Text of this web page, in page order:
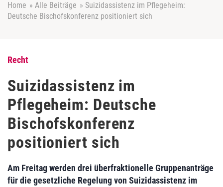
Home » Alle Beiträge » Suizidassistenz im Pflegeheim:
Deutsche Bischofskonferenz positioniert sich
Recht
Suizidassistenz im
Pflegeheim: Deutsche
Bischofskonferenz
positioniert sich
Am Freitag werden drei überfraktionelle Gruppenanträge
für die gesetzliche Regelung von Suizidassistenz im